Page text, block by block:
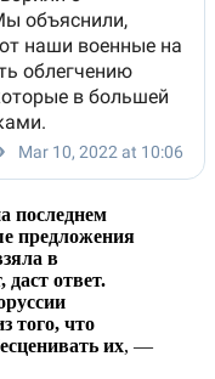
последнем
предложения
в
даст ответ.
того, что
их, —